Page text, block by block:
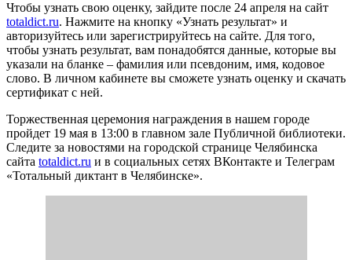
Чтобы узнать свою оценку, зайдите после 24 апреля на сайт
totaldict.ru. Нажмите на кнопку «Узнать результат» и
авторизуйтесь или зарегистрируйтесь на сайте. Для того,
чтобы узнать результат, вам понадобятся данные, которые вы
указали на бланке – фамилия или псевдоним, имя, кодовое
слово. В личном кабинете вы сможете узнать оценку и скачать
сертификат с ней.
Торжественная церемония награждения в нашем городе
пройдет 19 мая в 13:00 в главном зале Публичной библиотеки.
Следите за новостями на городской странице Челябинска
сайта totaldict.ru и в социальных сетях ВКонтакте и Телеграм
«Тотальный диктант в Челябинске».